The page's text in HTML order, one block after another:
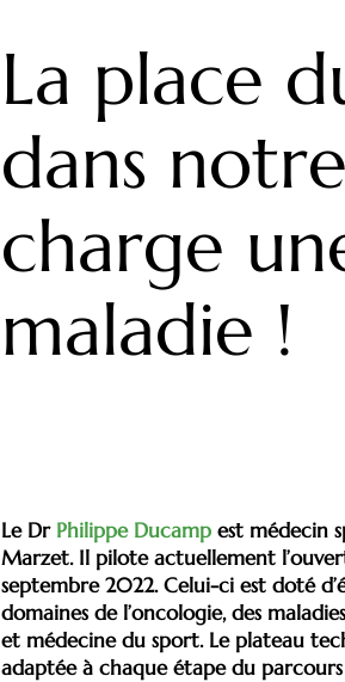
La place
dans
charge
maladie !
Le Dr Philippe Ducamp est médecin
Marzet. Il pilote actuellement
septembre 2022. Celui-ci est doté
domaines de l’oncologie, des
et médecine du sport. Le plateau
adaptée à chaque étape du parcours